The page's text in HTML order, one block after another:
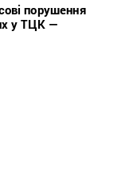
порушення
у ТЦК —